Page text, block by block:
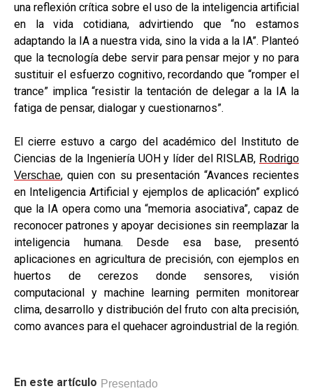
una reflexión crítica sobre el uso de la inteligencia artificial
en la vida cotidiana, advirtiendo que “no estamos
adaptando la IA a nuestra vida, sino la vida a la IA”. Planteó
que la tecnología debe servir para pensar mejor y no para
sustituir el esfuerzo cognitivo, recordando que “romper el
trance” implica “resistir la tentación de delegar a la IA la
fatiga de pensar, dialogar y cuestionarnos”.
El cierre estuvo a cargo del académico del Instituto de
Ciencias de la Ingeniería UOH y líder del RISLAB, Rodrigo
Verschae, quien con su presentación “Avances recientes
en Inteligencia Artificial y ejemplos de aplicación” explicó
que la IA opera como una “memoria asociativa”, capaz de
reconocer patrones y apoyar decisiones sin reemplazar la
inteligencia humana. Desde esa base, presentó
aplicaciones en agricultura de precisión, con ejemplos en
huertos de cerezos donde sensores, visión
computacional y machine learning permiten monitorear
clima, desarrollo y distribución del fruto con alta precisión,
como avances para el quehacer agroindustrial de la región.
En este artículo Presentado